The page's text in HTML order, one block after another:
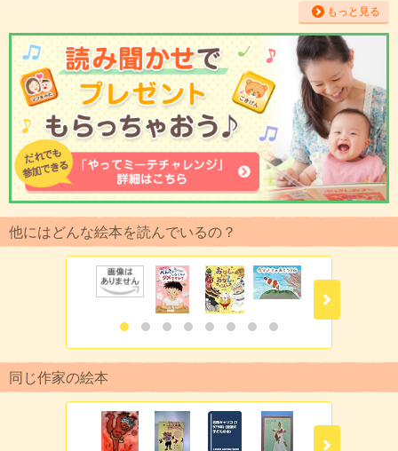
もっと見る
他にはどんな絵本を読んでいるの？
同じ作家の絵本